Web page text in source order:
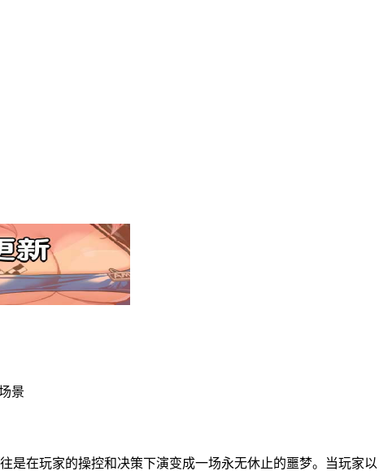
在玩家的操控和决策下演变成一场永无休止的噩梦。当玩家以